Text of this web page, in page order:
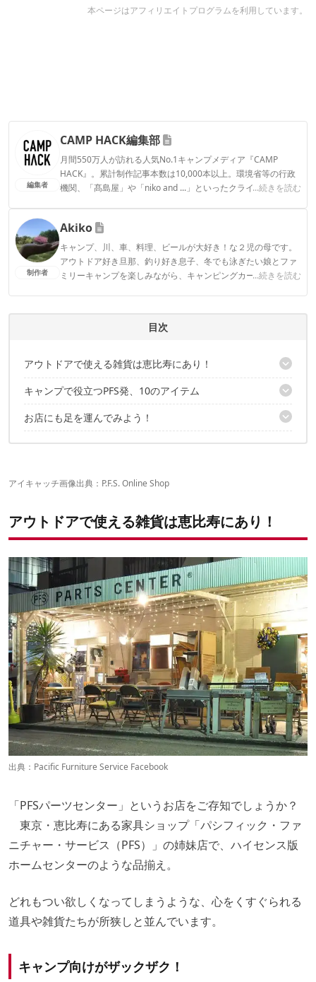
本ページはアフィリエイトプログラムを利用しています。
編集者
CAMP HACK編集部
月間550万人が訪れる人気No.1キャンプメディア『CAMP
HACK』。累計制作記事本数は10,000本以上。環境省等の行政
機関、「髙島屋」や「niko and ...」といったクライアントとの
...続きを読む
CAMP HACK編集部のプロフィール
制作者
Akiko
キャンプ、川、車、料理、ビールが大好き！な２児の母です。
アウトドア好き旦那、釣り好き息子、冬でも泳ぎたい娘とファ
ミリーキャンプを楽しみながら、キャンピングカー購入を計画
...続きを読む
目次
アウトドアで使える雑貨は恵比寿にあり！
キャンプ向けがザックザク！
キャンプで役立つPFS発、10のアイテム
①ローンチェア
⑤折りたためるプラスチックコンテナ
⑧オーガニックコットンタオル
⑨ウールのブランケット
お店にも足を運んでみよう！
アイキャッチ画像出典： P.F.S. Online Shop
アウトドアで使える雑貨は恵比寿にあり！
出典： Pacific Furniture Service Facebook
「PFSパーツセンター」というお店をご存知でしょうか？
東京・恵比寿にある家具ショップ「パシフィック・ファ
ニチャー・サービス（PFS）」の姉妹店で、ハイセンス版
ホームセンターのような品揃え。
どれもつい欲しくなってしまうような、心をくすぐられる
道具や雑貨たちが所狭しと並んでいます。
キャンプ向けがザックザク！